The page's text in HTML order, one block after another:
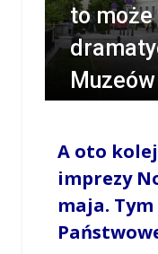
to może
/ LESZEK MYCZKA
A oto
imprezy
maja.